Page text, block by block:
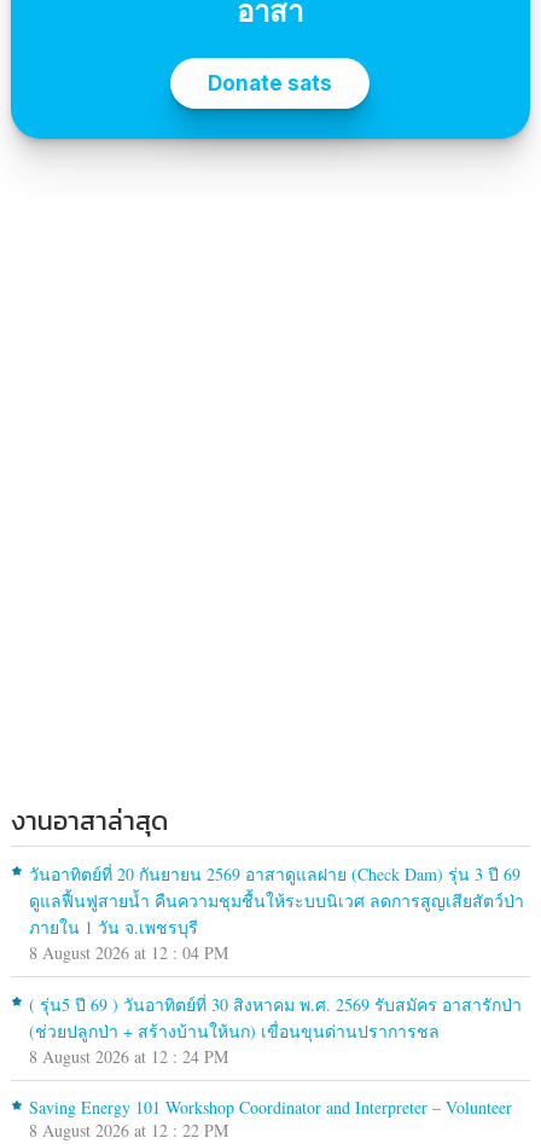
งานอาสาล่าสุด
วันอาทิตย์ที่ 20 กันยายน 2569 อาสาดูแลฝาย (Check Dam) รุ่น 3 ปี 69
ดูแลฟื้นฟูสายน้ำ คืนความชุมชื้นให้ระบบนิเวศ ลดการสูญเสียสัตว์ป่า
ภายใน 1 วัน จ.เพชรบุรี
8 August 2026 at 12 : 04 PM
( รุ่น5 ปี 69 ) วันอาทิตย์ที่ 30 สิงหาคม พ.ศ. 2569 รับสมัคร อาสารักป่า
(ช่วยปลูกป่า + สร้างบ้านให้นก) เขื่อนขุนด่านปราการชล
8 August 2026 at 12 : 24 PM
Saving Energy 101 Workshop Coordinator and Interpreter – Volunteer
8 August 2026 at 12 : 22 PM